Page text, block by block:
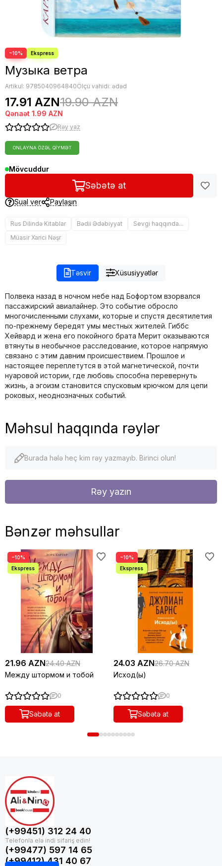
−10%
Музыка ветра
Artikul: 9785040964840Ölçü vahidi: ədəd
17.91 AZN19.90 AZN
Qənaət 1.99 AZN
Rəy yaz
ONLAYNA ÖZƏL QIYMƏT
Mövcuddur
Səbətə at
Sual ver Paylaşın
Rus Dilində Kitablar Bədii Ədəbiyyat
Sevgi haqqında...
Müasir Xarici Nəşr
Təsvir Xüsusiyyətlər
Полвека назад в ночном небе над Бофортом взорвался
пассажирский авиалайнер. Это событие обросло
многочисленными слухами, которые и спустя десятилетия
по-прежнему бередят умы местных жителей. Гиббс
Хейвард и жена его покойного брата Мерит оказываются
втянуты в необычное расследование, которое напрямую
связано с этим давним происшествием. Прошлое и
настоящее переплетутся в этой магнетической, почти
нуаровой истории, где любовь способна перевернуть
жизнь, а эгоизм становится спусковым крючком для цепи
роковых, неоднозначных событий.
Məhsul haqqında rəylər
Burada hələ heç kim rəy yazmayıb. Birinci olun!
Rəy yazın
Bənzər məhsullar
−10%
21.96 AZN24.40 AZN
Между штормом и тобой
0
Səbətə at
−10%
24.03 AZN26.70 AZN
Исход(ы)
0
Səbətə at
(+99451) 312 24 40
(+99477) 597 14 65
(+99412) 431 40 67